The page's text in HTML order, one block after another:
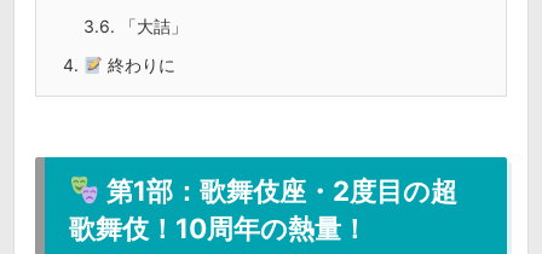
3.6. 「大詰」
4.
終わりに
第1部：歌舞伎座・2度目の超
歌舞伎！10周年の熱量！